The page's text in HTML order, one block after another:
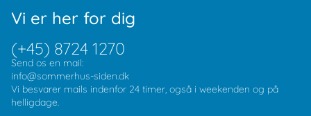
Vi er her for dig
(+45) 8724 1270
Send os en mail:
info@sommerhus-siden.dk
Vi besvarer mails indenfor 24 timer, også i weekenden og på
helligdage.